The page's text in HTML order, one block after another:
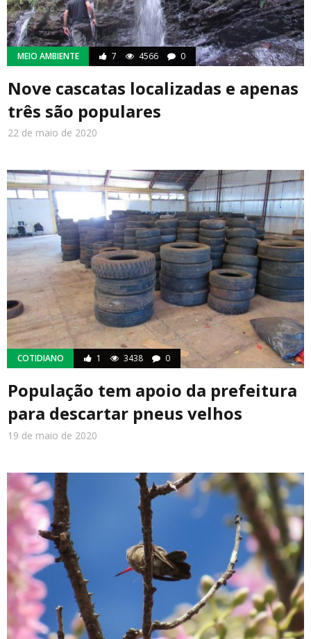
MEIO AMBIENTE 7 4566 0
Nove cascatas localizadas e apenas
três são populares
22 de maio de 2020
COTIDIANO 1 3438 0
População tem apoio da prefeitura
para descartar pneus velhos
19 de maio de 2020